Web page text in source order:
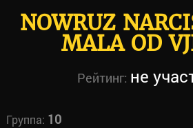
NOWRUZ
MALA OD
Рейтинг: не
Группа: 10